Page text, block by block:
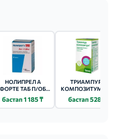
НОЛИПРЕЛ А
ФОРТЕ ТАБ П/ОБ
бастап 1 185 ₸
ТРИАМПУР-
КОМПОЗИТУМ ТАБ
бастап 528 ₸